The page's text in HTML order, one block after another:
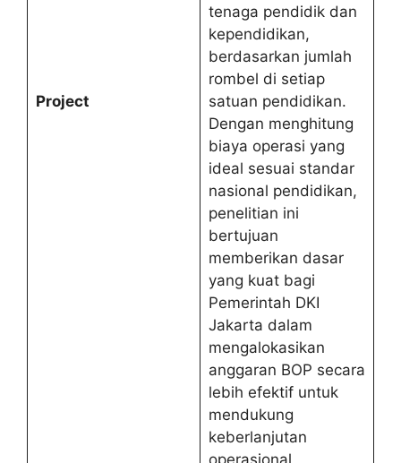
Project
tenaga pendidik dan
kependidikan,
berdasarkan jumlah
rombel di setiap
satuan pendidikan.
Dengan menghitung
biaya operasi yang
ideal sesuai standar
nasional pendidikan,
penelitian ini
bertujuan
memberikan dasar
yang kuat bagi
Pemerintah DKI
Jakarta dalam
mengalokasikan
anggaran BOP secara
lebih efektif untuk
mendukung
keberlanjutan